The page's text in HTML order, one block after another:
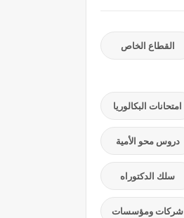
القطاع الخاص
امتحانات البكالوريا
دروس محو الأمية
سلك الدكتوراه
شركات ومؤسسات